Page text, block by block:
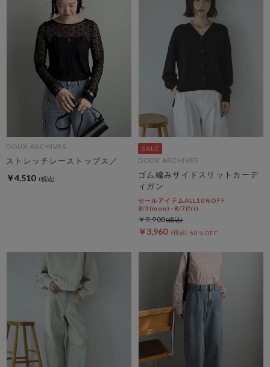
DOUX ARCHIVES
ストレッチレーストップス／
￥4,510
DOUX ARCHIVES
ゴム編みサイドスリットカーデ
ィガン
セールアイテムALL10%OFF
8/3(mon)~8/7(fri)
￥3,960 60％OFF
￥9,900